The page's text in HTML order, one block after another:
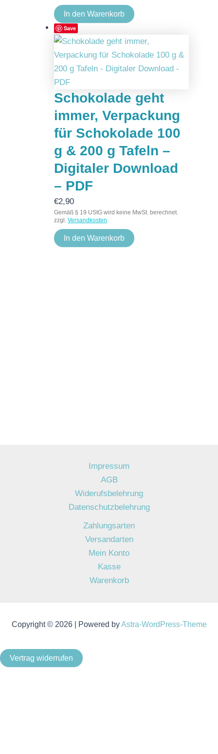
In den Warenkorb
Save
Schokolade geht
immer, Verpackung
für Schokolade 100
g & 200 g Tafeln –
Digitaler Download
– PDF
€2,90
Gemäß § 19 UStG wird keine MwSt. berechnet.
zzgl. Versandkosten
In den Warenkorb
Impressum
AGB
Widerufsbelehrung
Datenschutzbelehrung
Zahlungsarten
Versandarten
Mein Konto
Kasse
Warenkorb
Copyright © 2026 | Powered byAstra-WordPress-Theme
Vertrag widerrufen